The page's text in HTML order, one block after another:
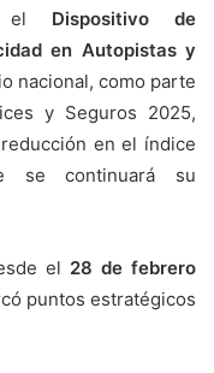
el Dispositivo de
en Autopistas y
nacional, como parte
y Seguros 2025,
en el índice
se continuará su
el 28 de febrero
puntos estratégicos